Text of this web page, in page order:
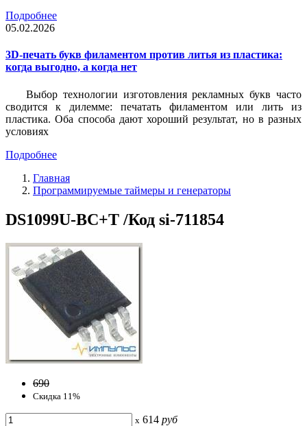
Подробнее
05.02.2026
3D-печать букв филаментом против литья из пластика:
когда выгодно, а когда нет
Выбор технологии изготовления рекламных букв часто
сводится к дилемме: печатать филаментом или лить из
пластика. Оба способа дают хороший результат, но в разных
условиях
Подробнее
Главная
Программируемые таймеры и генераторы
DS1099U-BC+T /Код si-711854
690
Скидка 11%
x 614 руб